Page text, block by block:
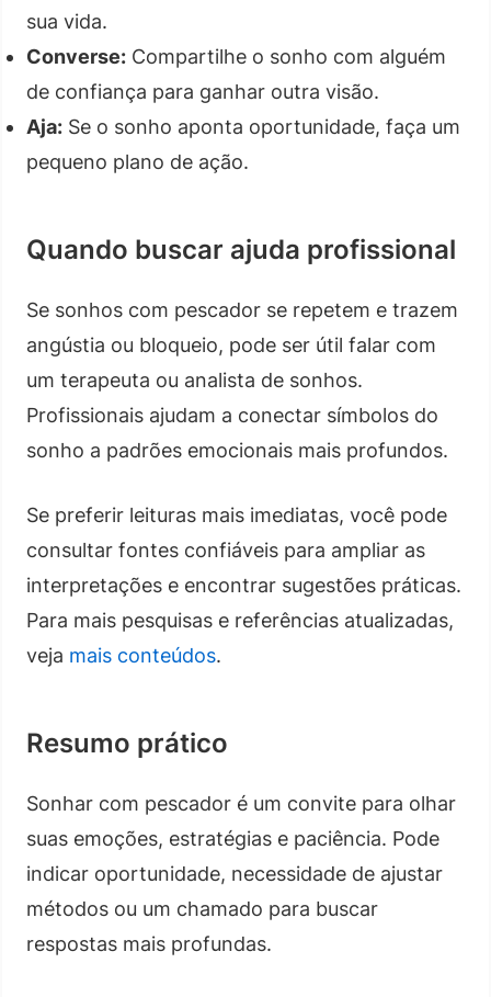
sua vida.
Converse: Compartilhe o sonho com alguém
de confiança para ganhar outra visão.
Aja: Se o sonho aponta oportunidade, faça um
pequeno plano de ação.
Quando buscar ajuda profissional
Se sonhos com pescador se repetem e trazem
angústia ou bloqueio, pode ser útil falar com
um terapeuta ou analista de sonhos.
Profissionais ajudam a conectar símbolos do
sonho a padrões emocionais mais profundos.
Se preferir leituras mais imediatas, você pode
consultar fontes confiáveis para ampliar as
interpretações e encontrar sugestões práticas.
Para mais pesquisas e referências atualizadas,
veja mais conteúdos.
Resumo prático
Sonhar com pescador é um convite para olhar
suas emoções, estratégias e paciência. Pode
indicar oportunidade, necessidade de ajustar
métodos ou um chamado para buscar
respostas mais profundas.